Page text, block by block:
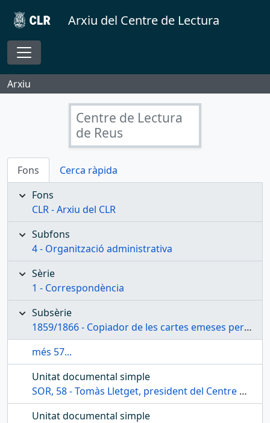
Skip to main content
Arxiu del Centre de Lectura
Toggle navigation
Arxiu
Centre de Lectura
de Reus
Fons
Cerca ràpida
Fons
CLR - Arxiu del CLR
Subfons
4 - Organització administrativa
Sèrie
1 - Correspondència
Subsèrie
1859/1866 - Copiador de les cartes emeses per la Junta de govern del Centre de Lectura dels anys 1859 a 1866
més 57...
Unitat documental simple
SOR, 58 - Tomàs Lletget, president del Centre de Lectura, comunica a l'alcalde de Reus, la convocatòria de la celebració de la Junta General
Unitat documental simple